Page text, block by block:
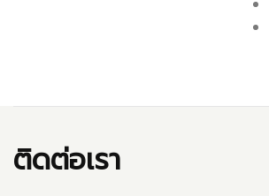
ติดต่อเรา